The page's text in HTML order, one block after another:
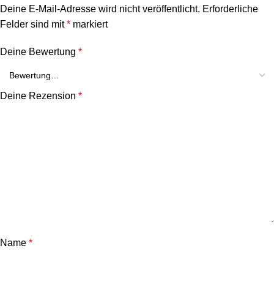
Deine E-Mail-Adresse wird nicht veröffentlicht. Erforderliche
Felder sind mit* markiert
Deine Bewertung *
Deine Rezension *
Name *